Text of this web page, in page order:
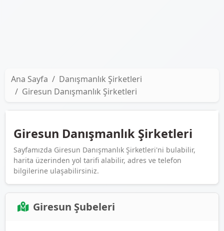
Ana Sayfa
Danışmanlık Şirketleri
Giresun Danışmanlık Şirketleri
Giresun Danışmanlık Şirketleri
Sayfamızda Giresun Danışmanlık Şirketleri'ni bulabilir,
harita üzerinden yol tarifi alabilir, adres ve telefon
bilgilerine ulaşabilirsiniz.
Giresun Şubeleri